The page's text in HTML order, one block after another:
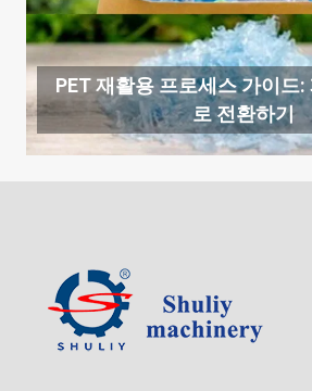
PET 재활용 프로세스 가이드:
로 전환하기